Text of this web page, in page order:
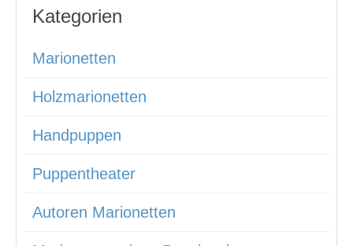
Kategorien
Marionetten
Holzmarionetten
Handpuppen
Puppentheater
Autoren Marionetten